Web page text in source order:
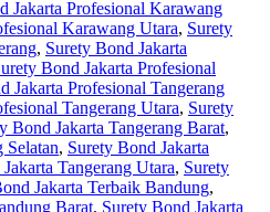
Jakarta Profesional Karawang
Karawang Utara, Surety
, Surety Bond Jakarta
Bond Jakarta Profesional
Jakarta Profesional Tangerang
Tangerang Utara, Surety
Bond Jakarta Tangerang Barat,
Selatan, Surety Bond Jakarta
Tangerang Utara, Surety
Jakarta Terbaik Bandung,
Barat, Surety Bond Jakarta